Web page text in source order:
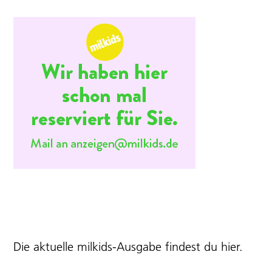
Die aktuelle milkids-Ausgabe findest du hier.